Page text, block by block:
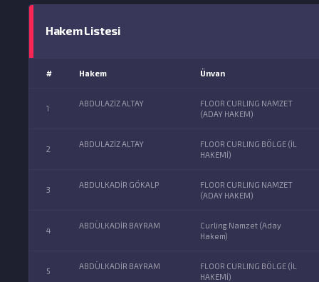
Hakem Listesi
# Hakem Ünvan
1
ABDULAZİZ ALTAY
FLOOR CURLING NAMZET
(ADAY HAKEM)
2
ABDULAZİZ ALTAY
FLOOR CURLING BÖLGE (İL
HAKEMİ)
3
ABDULKADİR GÖKALP
FLOOR CURLING NAMZET
(ADAY HAKEM)
4
ABDÜLKADİR BAYRAM
Curling Namzet (Aday
Hakem)
5
ABDÜLKADİR BAYRAM
FLOOR CURLING BÖLGE (İL
HAKEMİ)